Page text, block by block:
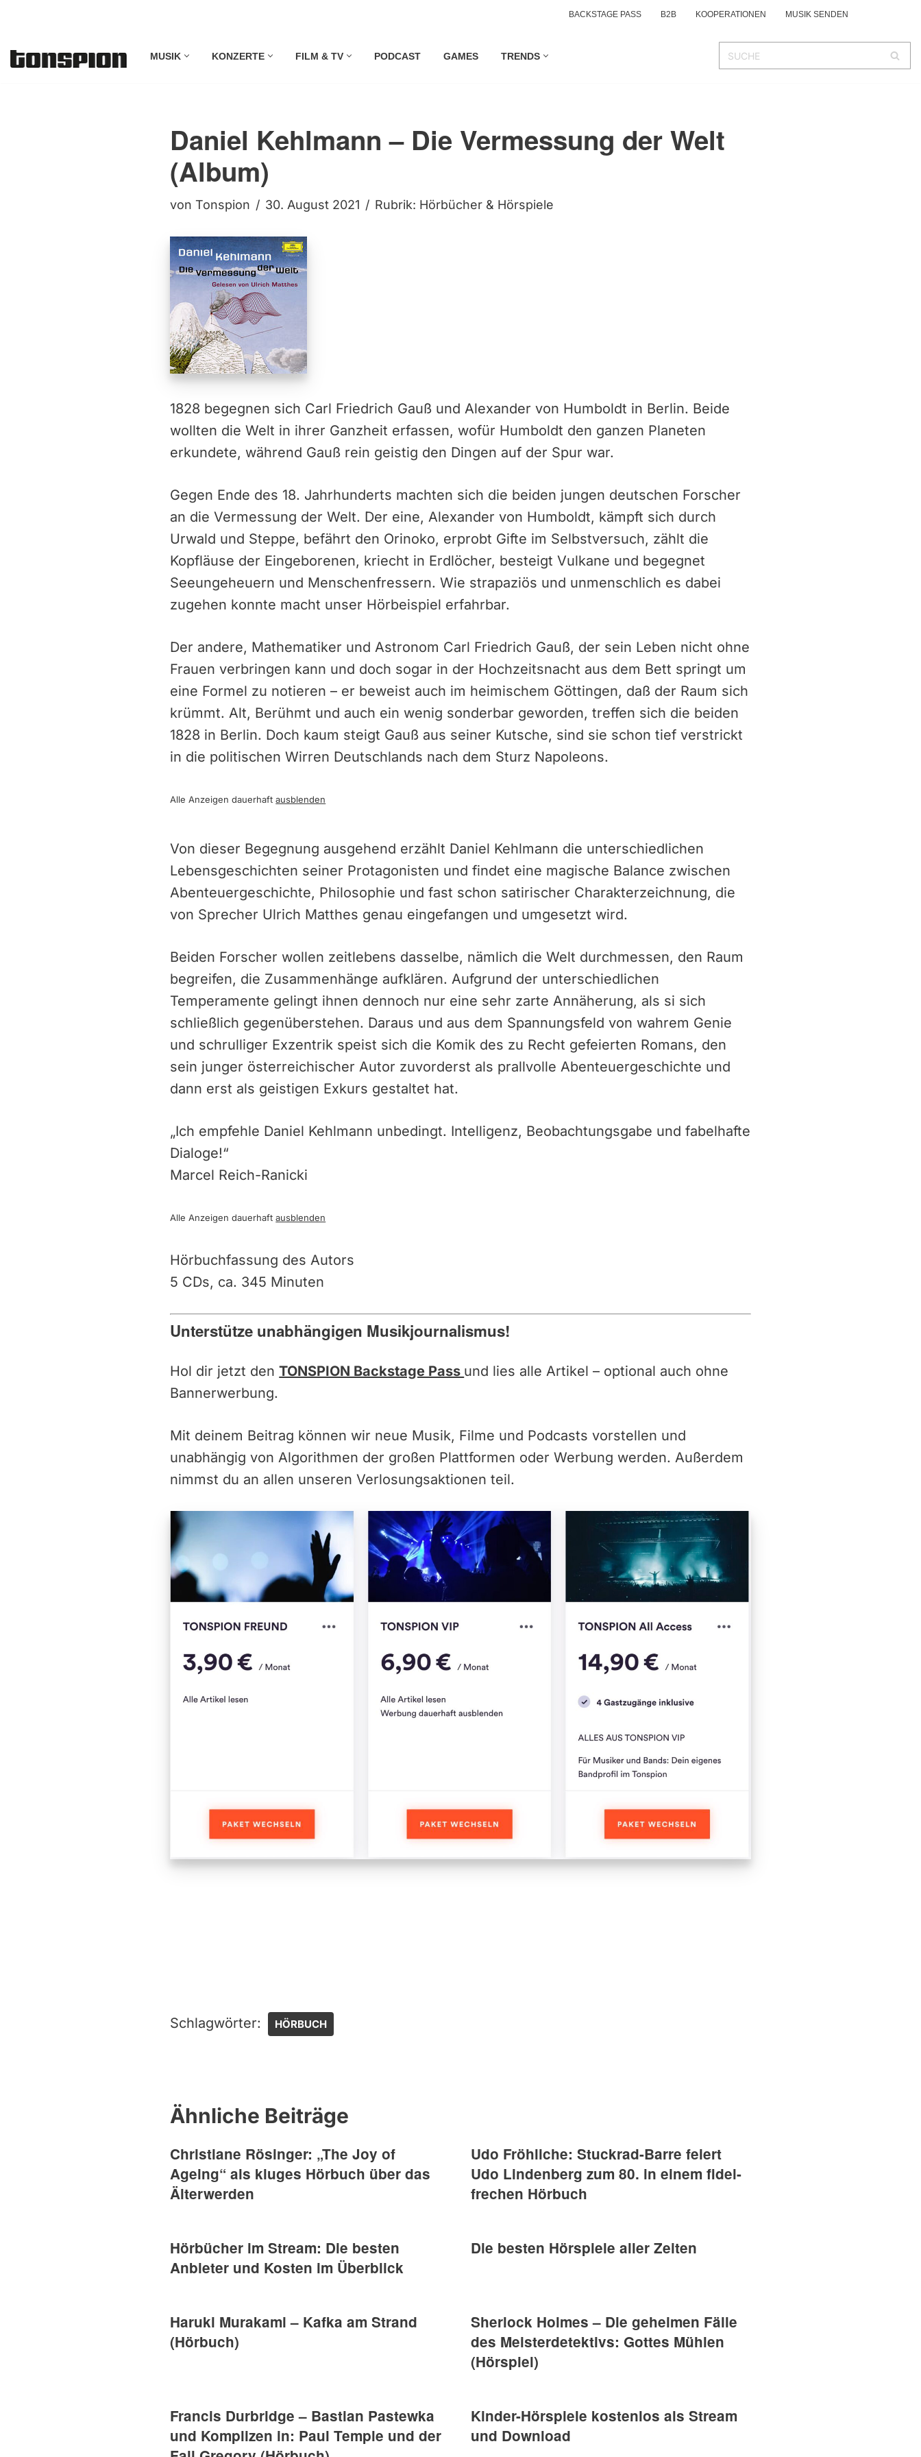
Inhalt
BACKSTAGE PASS B2B KOOPERATIONEN MUSIK SENDEN
MUSIK KONZERTE FILM & TV PODCAST GAMES TRENDS
Daniel Kehlmann – Die Vermessung der Welt
(Album)
vonTonspion 30. August 2021 Rubrik: Hörbücher & Hörspiele
1828 begegnen sich Carl Friedrich Gauß und Alexander von Humboldt in Berlin. Beide
wollten die Welt in ihrer Ganzheit erfassen, wofür Humboldt den ganzen Planeten
erkundete, während Gauß rein geistig den Dingen auf der Spur war.
Gegen Ende des 18. Jahrhunderts machten sich die beiden jungen deutschen Forscher
an die Vermessung der Welt. Der eine, Alexander von Humboldt, kämpft sich durch
Urwald und Steppe, befährt den Orinoko, erprobt Gifte im Selbstversuch, zählt die
Kopfläuse der Eingeborenen, kriecht in Erdlöcher, besteigt Vulkane und begegnet
Seeungeheuern und Menschenfressern. Wie strapaziös und unmenschlich es dabei
zugehen konnte macht unser Hörbeispiel erfahrbar.
Der andere, Mathematiker und Astronom Carl Friedrich Gauß, der sein Leben nicht ohne
Frauen verbringen kann und doch sogar in der Hochzeitsnacht aus dem Bett springt um
eine Formel zu notieren – er beweist auch im heimischem Göttingen, daß der Raum sich
krümmt. Alt, Berühmt und auch ein wenig sonderbar geworden, treffen sich die beiden
1828 in Berlin. Doch kaum steigt Gauß aus seiner Kutsche, sind sie schon tief verstrickt
in die politischen Wirren Deutschlands nach dem Sturz Napoleons.
Alle Anzeigen dauerhaftausblenden
Von dieser Begegnung ausgehend erzählt Daniel Kehlmann die unterschiedlichen
Lebensgeschichten seiner Protagonisten und findet eine magische Balance zwischen
Abenteuergeschichte, Philosophie und fast schon satirischer Charakterzeichnung, die
von Sprecher Ulrich Matthes genau eingefangen und umgesetzt wird.
Beiden Forscher wollen zeitlebens dasselbe, nämlich die Welt durchmessen, den Raum
begreifen, die Zusammenhänge aufklären. Aufgrund der unterschiedlichen
Temperamente gelingt ihnen dennoch nur eine sehr zarte Annäherung, als si sich
schließlich gegenüberstehen. Daraus und aus dem Spannungsfeld von wahrem Genie
und schrulliger Exzentrik speist sich die Komik des zu Recht gefeierten Romans, den
sein junger österreichischer Autor zuvorderst als prallvolle Abenteuergeschichte und
dann erst als geistigen Exkurs gestaltet hat.
„Ich empfehle Daniel Kehlmann unbedingt. Intelligenz, Beobachtungsgabe und fabelhafte
Dialoge!“
Marcel Reich-Ranicki
Alle Anzeigen dauerhaftausblenden
Hörbuchfassung des Autors
5 CDs, ca. 345 Minuten
Unterstütze unabhängigen Musikjournalismus!
Hol dir jetzt denTONSPION Backstage Pass und lies alle Artikel – optional auch ohne
Bannerwerbung.
Mit deinem Beitrag können wir neue Musik, Filme und Podcasts vorstellen und
unabhängig von Algorithmen der großen Plattformen oder Werbung werden. Außerdem
nimmst du an allen unseren Verlosungsaktionen teil.
Schlagwörter: HÖRBUCH
Ähnliche Beiträge
Christiane Rösinger: „The Joy of
Ageing“ als kluges Hörbuch über das
Älterwerden
Udo Fröhliche: Stuckrad-Barre feiert
Udo Lindenberg zum 80. in einem fidel-
frechen Hörbuch
Hörbücher im Stream: Die besten
Anbieter und Kosten im Überblick
Die besten Hörspiele aller Zeiten
Haruki Murakami – Kafka am Strand
(Hörbuch)
Sherlock Holmes – Die geheimen Fälle
des Meisterdetektivs: Gottes Mühlen
(Hörspiel)
Francis Durbridge – Bastian Pastewka
und Komplizen in: Paul Temple und der
Kinder-Hörspiele kostenlos als Stream
und Download